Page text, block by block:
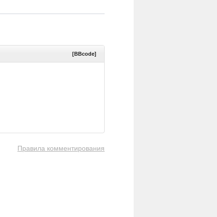
[BBcode]
Правила комментирования